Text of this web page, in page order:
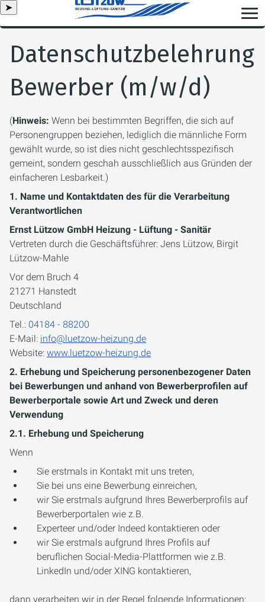
➤
Datenschutzbelehrung
Bewerber (m/w/d)
(Hinweis: Wenn bei bestimmten Begriffen, die sich auf
Personengruppen beziehen, lediglich die männliche Form
gewählt wurde, so ist dies nicht geschlechtsspezifisch
gemeint, sondern geschah ausschließlich aus Gründen der
einfacheren Lesbarkeit.)
1. Name und Kontaktdaten des für die Verarbeitung
Verantwortlichen
Ernst Lützow GmbH Heizung - Lüftung - Sanitär
Vertreten durch die Geschäftsführer: Jens Lützow, Birgit
Lützow-Mahle
Vor dem Bruch 4
21271 Hanstedt
Deutschland
Tel.: 04184 - 88200
E-Mail: info@luetzow-heizung.de
Website: www.luetzow-heizung.de
2. Erhebung und Speicherung personenbezogener Daten
bei Bewerbungen und anhand von Bewerberprofilen auf
Bewerberportale sowie Art und Zweck und deren
Verwendung
2.1. Erhebung und Speicherung
Wenn
Sie erstmals in Kontakt mit uns treten,
Sie bei uns eine Bewerbung einreichen,
wir Sie erstmals aufgrund Ihres Bewerberprofils auf
Bewerberportalen wie z.B.
Experteer und/oder Indeed kontaktieren oder
wir Sie erstmals aufgrund Ihres Profils auf
beruflichen Social-Media-Plattformen wie z.B.
LinkedIn und/oder XING kontaktieren,
dann verarbeiten wir in der Regel folgende Informationen: